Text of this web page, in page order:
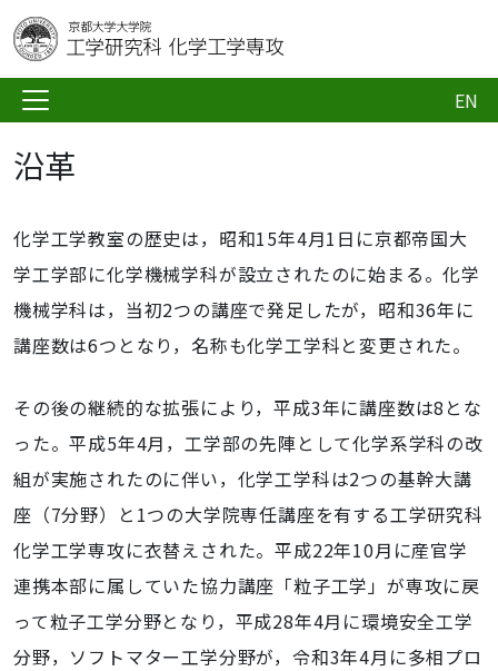
EN
沿革
化学工学教室の歴史は，昭和15年4月1日に京都帝国大
学工学部に化学機械学科が設立されたのに始まる。化学
機械学科は，当初2つの講座で発足したが，昭和36年に
講座数は6つとなり，名称も化学工学科と変更された。
その後の継続的な拡張により，平成3年に講座数は8とな
った。平成5年4月，工学部の先陣として化学系学科の改
組が実施されたのに伴い，化学工学科は2つの基幹大講
座（7分野）と1つの大学院専任講座を有する工学研究科
化学工学専攻に衣替えされた。平成22年10月に産官学
連携本部に属していた協力講座「粒子工学」が専攻に戻
って粒子工学分野となり，平成28年4月に環境安全工学
分野，ソフトマター工学分野が，令和3年4月に多相プロ